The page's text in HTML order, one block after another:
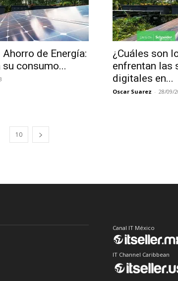
de Energía:
consumo...
¿Cuáles son
enfrentan las
digitales en...
Oscar Suarez - 28/09/
10
Canal IT México
IT Channel Caribbean